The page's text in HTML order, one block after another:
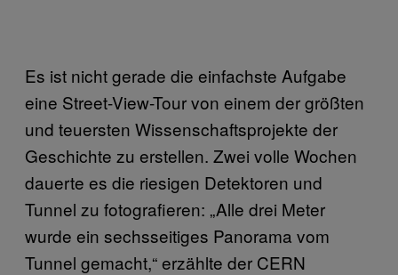
Es ist nicht gerade die einfachste Aufgabe
eine Street-View-Tour von einem der größten
und teuersten Wissenschaftsprojekte der
Geschichte zu erstellen. Zwei volle Wochen
dauerte es die riesigen Detektoren und
Tunnel zu fotografieren: „Alle drei Meter
wurde ein sechsseitiges Panorama vom
Tunnel gemacht,“ erzählte der CERN